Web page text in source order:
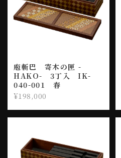
庖斬巴 寄木の匣 -
HAKO- 3丁入 IK-
040-001 春
¥198,000